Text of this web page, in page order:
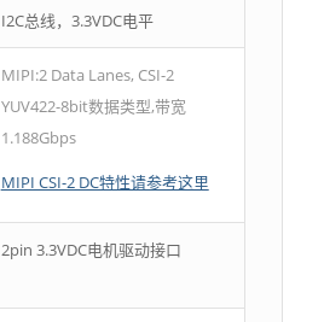
I2C总线，3.3VDC电平
MIPI:2 Data Lanes, CSI-2
YUV422-8bit数据类型,带宽
1.188Gbps
MIPI CSI-2 DC特性请参考这里
2pin 3.3VDC电机驱动接口